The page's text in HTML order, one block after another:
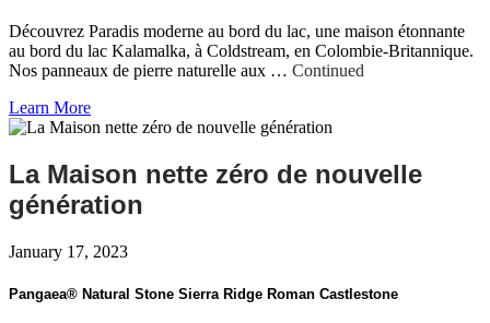
Découvrez Paradis moderne au bord du lac, une maison étonnante
au bord du lac Kalamalka, à Coldstream, en Colombie-Britannique.
Nos panneaux de pierre naturelle aux … Continued
Learn More
La Maison nette zéro de nouvelle
génération
January 17, 2023
Pangaea® Natural Stone Sierra Ridge Roman Castlestone